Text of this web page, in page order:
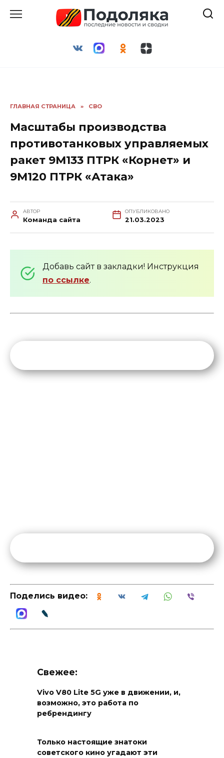
ГЛАВНАЯ СТРАНИЦА » СВО
Масштабы производства
противотанковых управляемых
ракет 9M133 ПТРК «Корнет» и
9М120 ПТРК «Атака»
АВТОР
Команда сайта
ОПУБЛИКОВАНО
21.03.2023
Добавь сайт в закладки! Инструкция
по ссылке.
Поделись видео:
Свежее:
Vivo V80 Lite 5G уже в движении, и,
возможно, это работа по
ребрендингу
Только настоящие знатоки
советского кино угадают эти